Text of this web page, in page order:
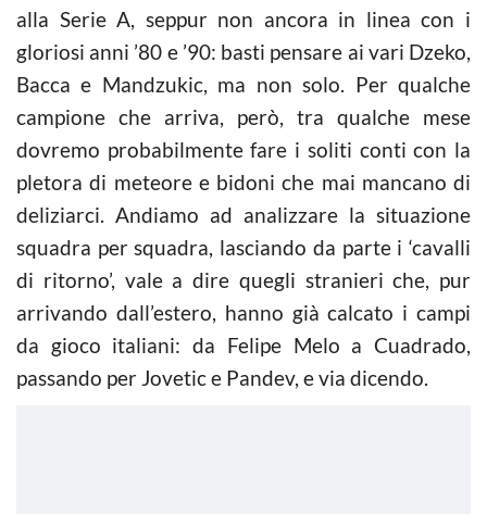
alla Serie A, seppur non ancora in linea con i
gloriosi anni ’80 e ’90: basti pensare ai vari Dzeko,
Bacca e Mandzukic, ma non solo. Per qualche
campione che arriva, però, tra qualche mese
dovremo probabilmente fare i soliti conti con la
pletora di meteore e bidoni che mai mancano di
deliziarci. Andiamo ad analizzare la situazione
squadra per squadra, lasciando da parte i ‘cavalli
di ritorno’, vale a dire quegli stranieri che, pur
arrivando dall’estero, hanno già calcato i campi
da gioco italiani: da Felipe Melo a Cuadrado,
passando per Jovetic e Pandev, e via dicendo.